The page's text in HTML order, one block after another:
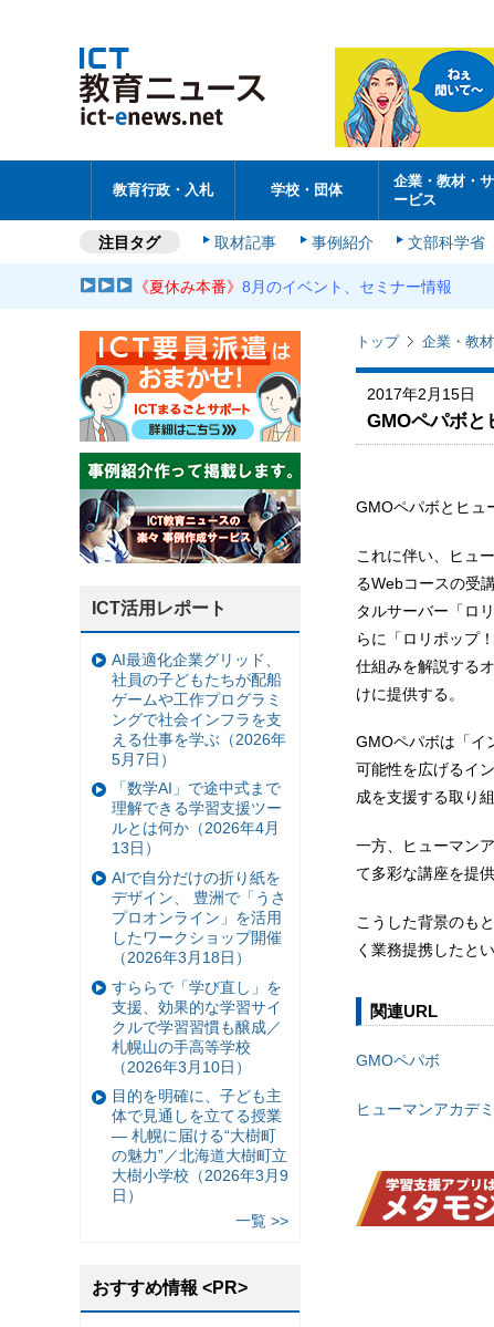
教育行政・入札 学校・団体
企業・教材・サ
ービス
注目タグ 取材記事 事例紹介 文部科学省
《夏休み本番》8月のイベント、セミナー情報
トップ 企業・教
2017年2月15日
GMOペパボと
GMOペパボとヒュ
これに伴い、ヒュ
るWebコースの受
タルサーバー「ロ
らに「ロリポップ
仕組みを解説する
けに提供する。
GMOペパボは「イ
可能性を広げるイ
成を支援する取り
一方、ヒューマン
て多彩な講座を提
こうした背景のも
く業務提携したとい
関連URL
GMOペパボ
ヒューマンアカデ
ICT活用レポート
AI最適化企業グリッド、
社員の子どもたちが配船
ゲームや工作プログラミ
ングで社会インフラを支
える仕事を学ぶ（2026年
5月7日）
「数学AI」で途中式まで
理解できる学習支援ツー
ルとは何か（2026年4月
13日）
AIで自分だけの折り紙を
デザイン、 豊洲で「うさ
プロオンライン」を活用
したワークショップ開催
（2026年3月18日）
すららで「学び直し」を
支援、効果的な学習サイ
クルで学習習慣も醸成／
札幌山の手高等学校
（2026年3月10日）
目的を明確に、子ども主
体で見通しを立てる授業
— 札幌に届ける“大樹町
の魅力”／北海道大樹町立
大樹小学校（2026年3月9
日）
一覧 >>
おすすめ情報 <PR>